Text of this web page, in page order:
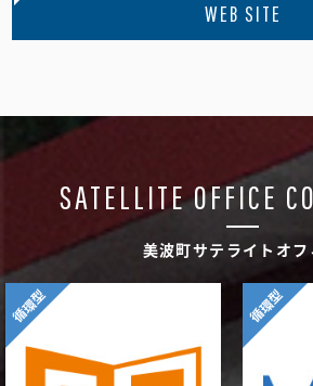
WEB SITE
SATELLITE OFFICE
美波町サテライトオフ
循環型 循環型